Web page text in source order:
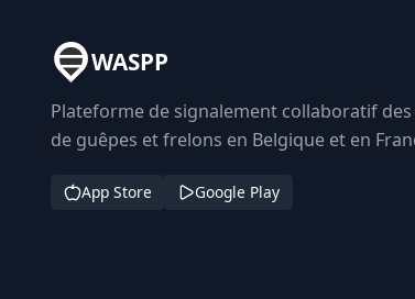
WASPP
Plateforme de signalement collaboratif des
de guêpes et frelons en Belgique et en
App Store Google Play